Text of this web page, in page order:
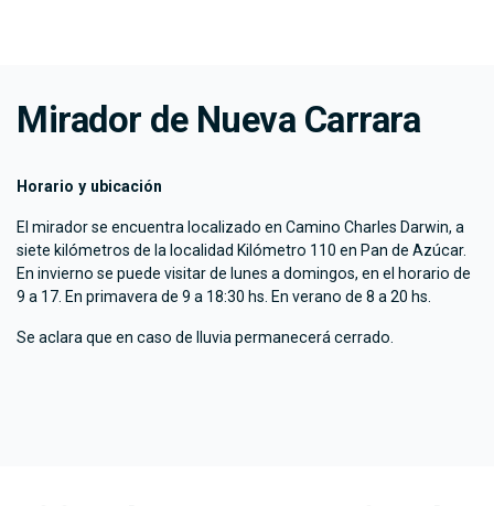
Mirador de Nueva Carrara
Horario y ubicación
El mirador se encuentra localizado en Camino Charles Darwin, a
siete kilómetros de la localidad Kilómetro 110 en Pan de Azúcar.
En invierno se puede visitar de lunes a domingos, en el horario de
9 a 17. En primavera de 9 a 18:30 hs. En verano de 8 a 20 hs.
Se aclara que en caso de lluvia permanecerá cerrado.